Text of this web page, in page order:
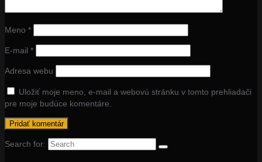
Meno *
E-mail *
Adresa webu
Uložiť moje meno, e-mail a webovú stránku v tomto prehliadači
pre moje budúce komentáre.
Search for: